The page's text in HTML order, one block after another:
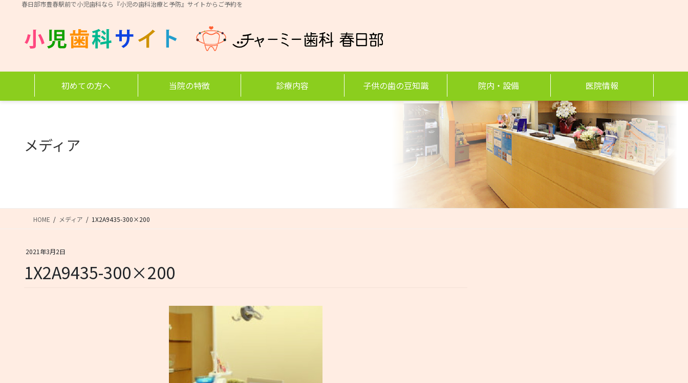
移
春日部市豊春駅前で小児歯科なら『小児の歯科治療と予防』サイトからご予約を
初めての方へ 当院の特徴 診療内容 子供の歯の豆知識 院内・設備 医院情報
メディア
HOME メディア 1X2A9435-300×200
2021年3月2日
1X2A9435-300×200